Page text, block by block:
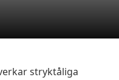
stryktåliga